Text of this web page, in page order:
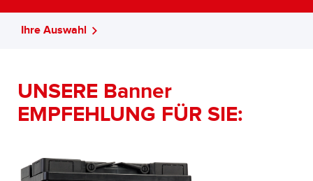
Ihre Auswahl
UNSERE Banner
EMPFEHLUNG FÜR SIE: